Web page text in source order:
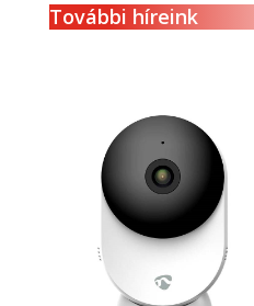
További híreink